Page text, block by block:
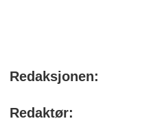
Redaksjonen:
Redaktør: